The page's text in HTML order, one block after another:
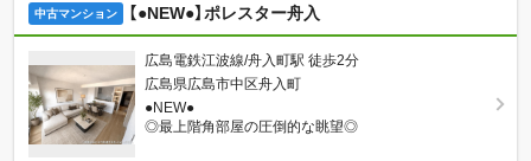
中古マンション 【●NEW●】ポレスター舟入
広島電鉄江波線/舟入町駅 徒歩2分
広島県広島市中区舟入町
●NEW●
◎最上階角部屋の圧倒的な眺望◎